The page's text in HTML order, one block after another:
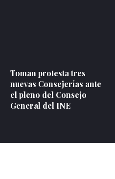
Toman protesta tres
nuevas Consejerías ante
el pleno del Consejo
General del INE